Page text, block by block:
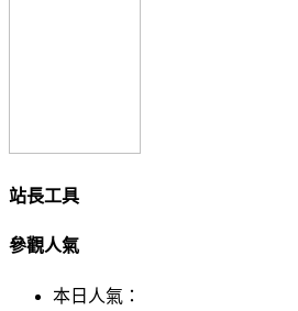
站長工具
參觀人氣
本日人氣：